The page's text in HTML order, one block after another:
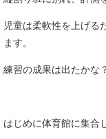
児童は柔軟性を上げる
ます。
練習の成果は出たかな
はじめに体育館に集合